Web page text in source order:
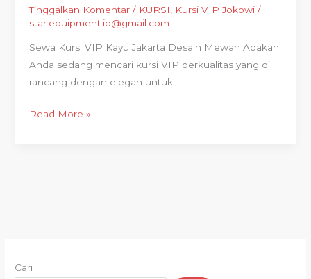
Cari
Tinggalkan Komentar / KURSI Kursi VIP Jokowi/
star.equipment.id@gmail.com
Sewa Kursi VIP Kayu Jakarta Desain Mewah Apakah
Anda sedang mencari kursi VIP berkualitas yang di
rancang dengan elegan untuk
Read More »